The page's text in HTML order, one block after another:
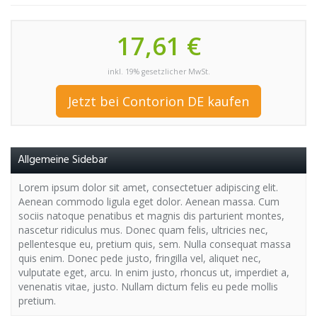
17,61 €
inkl. 19% gesetzlicher MwSt.
Jetzt bei Contorion DE kaufen
Allgemeine Sidebar
Lorem ipsum dolor sit amet, consectetuer adipiscing elit.
Aenean commodo ligula eget dolor. Aenean massa. Cum
sociis natoque penatibus et magnis dis parturient montes,
nascetur ridiculus mus. Donec quam felis, ultricies nec,
pellentesque eu, pretium quis, sem. Nulla consequat massa
quis enim. Donec pede justo, fringilla vel, aliquet nec,
vulputate eget, arcu. In enim justo, rhoncus ut, imperdiet a,
venenatis vitae, justo. Nullam dictum felis eu pede mollis
pretium.